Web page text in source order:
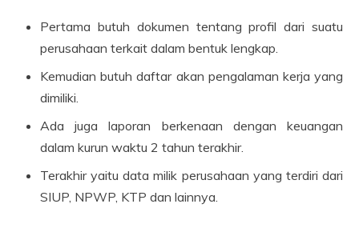
Pertama butuh dokumen tentang profil dari suatu
perusahaan terkait dalam bentuk lengkap.
Kemudian butuh daftar akan pengalaman kerja yang
dimiliki.
Ada juga laporan berkenaan dengan keuangan
dalam kurun waktu 2 tahun terakhir.
Terakhir yaitu data milik perusahaan yang terdiri dari
SIUP, NPWP, KTP dan lainnya.